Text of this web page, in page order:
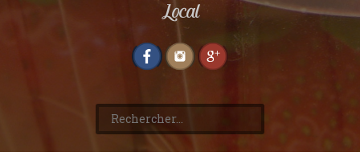
Local
Rechercher :